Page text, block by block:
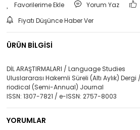
Yorum Yaz
Fiyatı Düşünce Haber Ver
ÜRÜN BİLGİSİ
DİL ARAŞTIRMALARI / Language Studies
Uluslararası Hakemli Süreli (Altı Aylık)
riodical (Semi-Annual) Journal
ISSN: 1307-7821 / e-ISSN: 2757-8003
YORUMLAR